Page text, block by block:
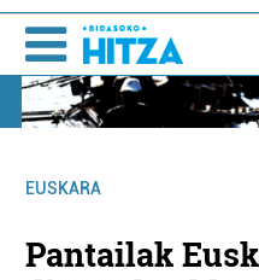
EUSKARA
Pantailak